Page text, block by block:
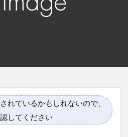
れているかもしれないので、
してください